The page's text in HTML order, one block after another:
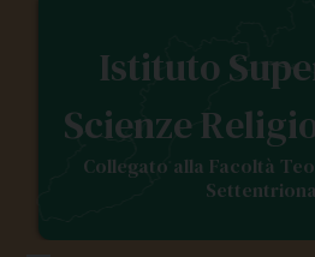
Istituto
Scienze
Collegato alla Facoltà